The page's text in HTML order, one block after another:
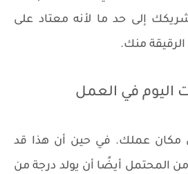
إلى حد ما لأنه معتاد على
الرقيقة منك.
اليوم في العمل
عملك. في حين أن هذا قد
من المحتمل أيضًا أن يولد درجة من